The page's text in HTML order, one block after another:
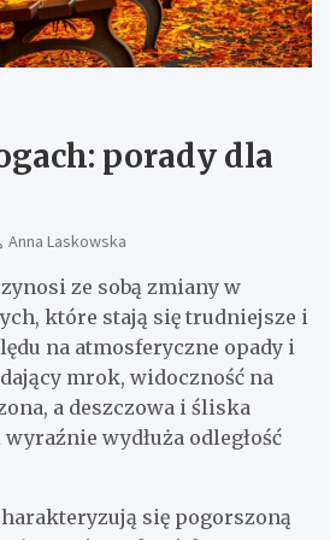
porady dla
Anna Laskowska
ze sobą zmiany w
które stają się trudniejsze i
na atmosferyczne opady i
mrok, widoczność na
a deszczowa i śliska
wydłuża odległość
się pogorszoną